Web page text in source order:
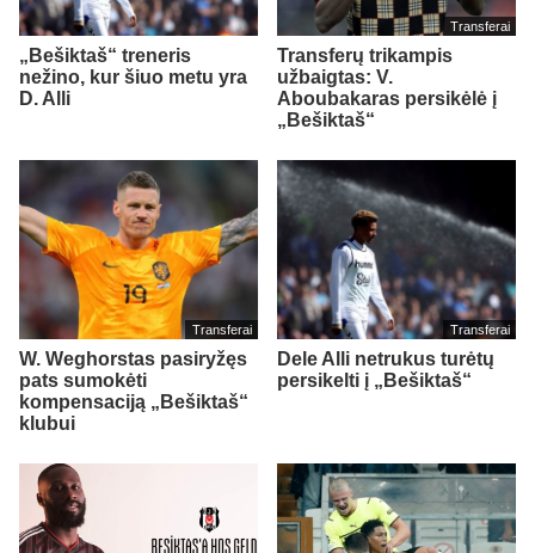
„Bešiktaš“ treneris
nežino, kur šiuo metu yra
D. Alli
Transferai
Transferų trikampis
užbaigtas: V.
Aboubakaras persikėlė į
„Bešiktaš“
Transferai
W. Weghorstas pasiryžęs
pats sumokėti
kompensaciją „Bešiktaš“
klubui
Transferai
Dele Alli netrukus turėtų
persikelti į „Bešiktaš“